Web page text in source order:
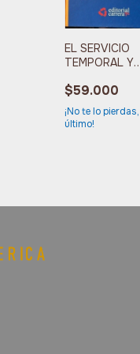
EL SERVICIO
TEMPORAL Y
$59.000
¡No te lo
último!